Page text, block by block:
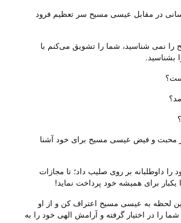
در مقابل عیسی مسیح سر تعظیم فرود
نمی شناسید، شما را تشویق می‌‌کنم با
بشناسید.
از محبت و فیض عیسی مسیح برای خود آشنا
داوطلبانه بر روی صلیب داد؛ تا مجازات
یکبار برای همیشه خود پرداخت نماید!
لحظه به عیسی مسیح اعتراف کن و از او
را در اختیار گرفته و آرامش الهی خود را به